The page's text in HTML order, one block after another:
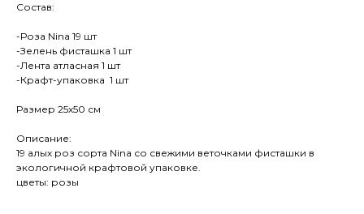
Позвонить
Каталог
Состав:
-Роза Nina 19 шт
-Зелень фисташка 1 шт
-Лента атласная 1 шт
-Крафт-упаковка 1 шт
Размер 25х50 см
Описание:
19 алых роз сорта Nina со свежими веточками фисташки в
экологичной крафтовой упаковке.
цветы: розы